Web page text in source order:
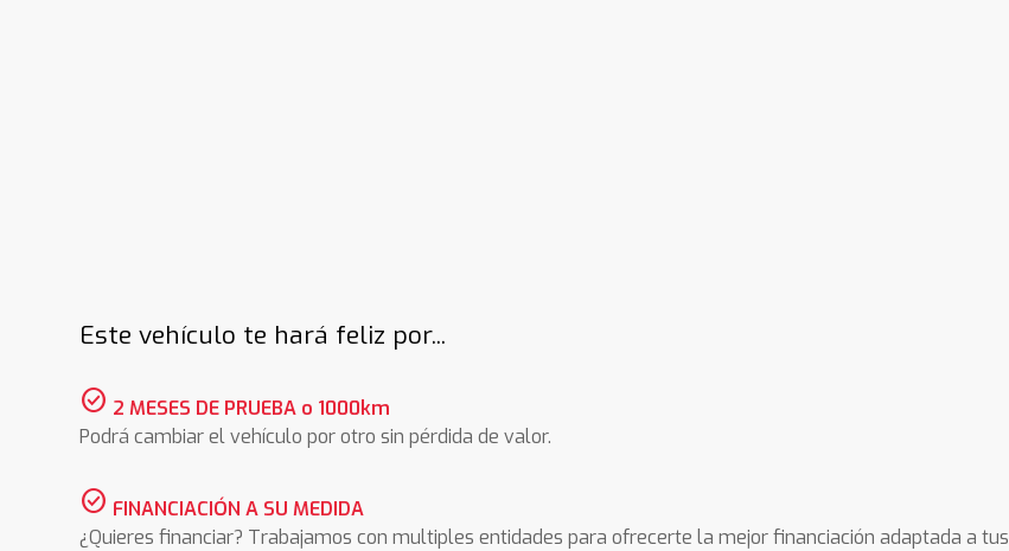
Este vehículo te hará feliz por...
check_circle 2 MESES DE PRUEBA o 1000km
Podrá cambiar el vehículo por otro sin pérdida de valor.
check_circle FINANCIACIÓN A SU MEDIDA
¿Quieres financiar? Trabajamos con multiples entidades para ofrecerte la mejor financiación adaptada a tus